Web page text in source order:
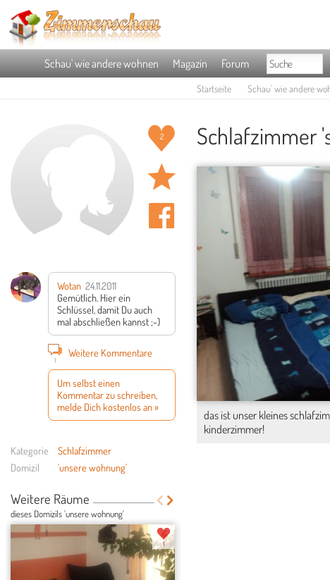
Schau' wie andere wohnen Magazin Forum
Startseite Schau' wie andere
2
Wotan 24.11.2011
Gemütlich. Hier ein
Schlüssel, damit Du auch
mal abschließen kannst ;-)
1
Weitere Kommentare
Um selbst einen
Kommentar zu schreiben,
melde Dich kostenlos an »
Kategorie
Schlafzimmer
Domizil
'unsere wohnung'
Weitere Räume
dieses Domizils 'unsere wohnung'
1
Schlafzimmer
das ist unser kleines
kinderzimmer!